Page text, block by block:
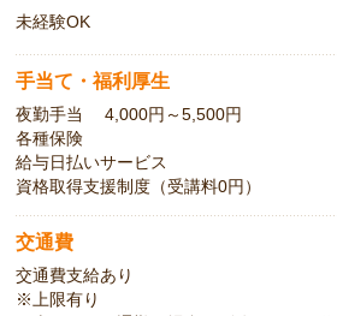
未経験OK
手当て・福利厚生
夜勤手当 4,000円～5,500円
各種保険
給与日払いサービス
資格取得支援制度（受講料0円）
交通費
交通費支給あり
※上限有り